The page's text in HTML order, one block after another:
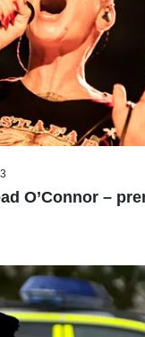
O’Connor –